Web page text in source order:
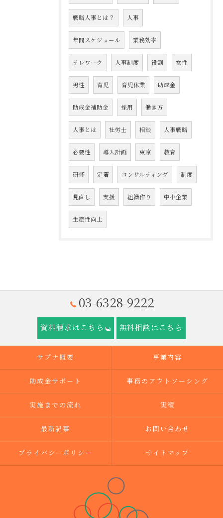
戦略人事とは？ 人事
年間スケジュール 業務効率
テレワーク 人事制度 役割 女性
男性 育児 育児休業 助成金
助成金補助金 採用 働き方
人事とは 社労士 相談 人事戦略
必要性 導入計画 東京 教育
研修 定着 コンサルティング 制度
見直し 支援 組織作り 中小企業
生産性向上
03-6328-9222
資料請求はこちら 無料相談はこちら
サプナ概要 事業内容
助成金サポート 事務のアウトソーシング
実施までの流れ 実績
最新記事 お問い合わせ
プライバシーポリシー サイトマップ